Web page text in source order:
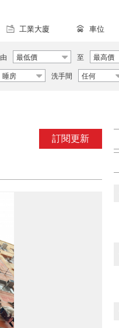
工業大廈 車位
由 最低價 至
最高價
睡房 洗手間 任何
訂閱更新